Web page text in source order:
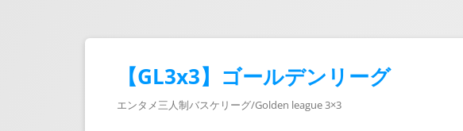
【GL3x3】ゴールデンリーグ
エンタメ三人制バスケリーグ/Golden league 3×3